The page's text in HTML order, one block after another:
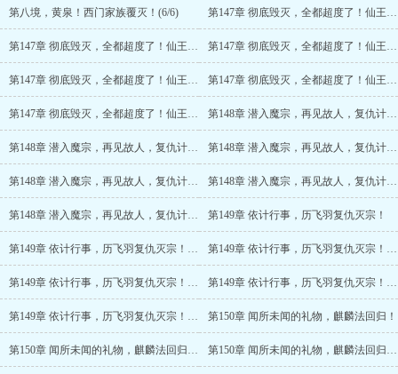
第八境，黄泉！西门家族覆灭！(6/6) 第147章 彻底毁灭，全都超度了！仙王转世？
第147章 彻底毁灭，全都超度了！仙王转世？(2/6) 第147章 彻底毁灭，全都超度了！仙王转世？(3/6)
第147章 彻底毁灭，全都超度了！仙王转世？(4/6) 第147章 彻底毁灭，全都超度了！仙王转世？(5/6)
第147章 彻底毁灭，全都超度了！仙王转世？(6/6) 第148章 潜入魔宗，再见故人，复仇计策！
第148章 潜入魔宗，再见故人，复仇计策！(2/6) 第148章 潜入魔宗，再见故人，复仇计策！(3/6)
第148章 潜入魔宗，再见故人，复仇计策！(4/6) 第148章 潜入魔宗，再见故人，复仇计策！(5/6)
第148章 潜入魔宗，再见故人，复仇计策！(6/6) 第149章 依计行事，历飞羽复仇灭宗！
第149章 依计行事，历飞羽复仇灭宗！(2/6) 第149章 依计行事，历飞羽复仇灭宗！(3/6)
第149章 依计行事，历飞羽复仇灭宗！(4/6) 第149章 依计行事，历飞羽复仇灭宗！(5/6)
第149章 依计行事，历飞羽复仇灭宗！(6/6) 第150章 闻所未闻的礼物，麒麟法回归！
第150章 闻所未闻的礼物，麒麟法回归！(2/6) 第150章 闻所未闻的礼物，麒麟法回归！(3/6)